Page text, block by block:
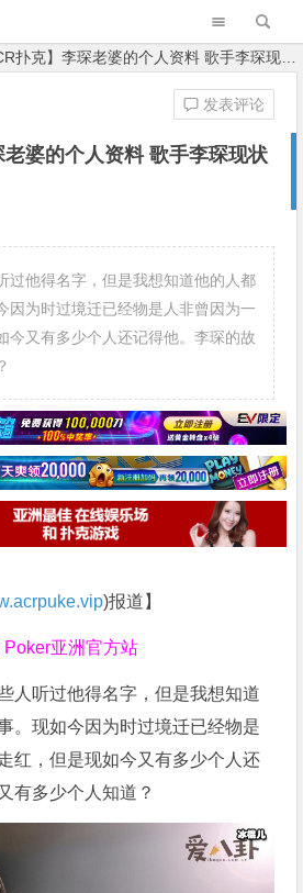
扑克】李琛老婆的个人资料 歌手李琛现状如何?
老婆的个人资料 歌手李琛现状
发表评论
过他得名字，但是我想知道他的人都
因为时过境迁已经物是人非曾因为一
今又有多少个人还记得他。李琛的故
)报道】
亚洲官方站
人听过他得名字，但是我想知道
。现如今因为时过境迁已经物是
红，但是现如今又有多少个人还
有多少个人知道？